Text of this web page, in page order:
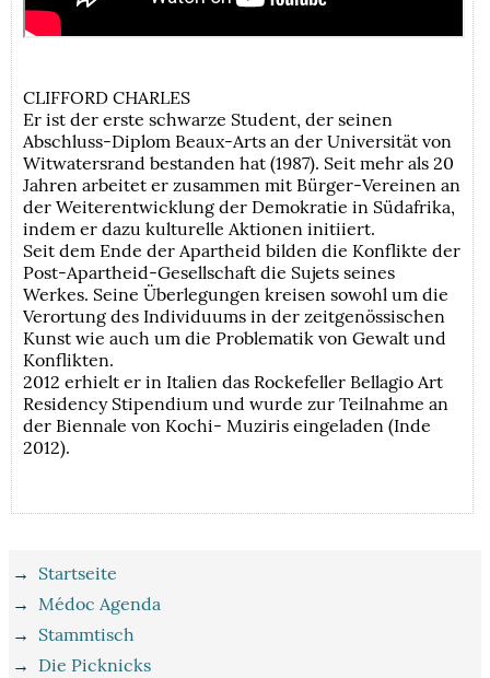
CLIFFORD CHARLES
Er ist der erste schwarze Student, der seinen
Abschluss-Diplom Beaux-Arts an der Universität von
Witwatersrand bestanden hat (1987). Seit mehr als 20
Jahren arbeitet er zusammen mit Bürger-Vereinen an
der Weiterentwicklung der Demokratie in Südafrika,
indem er dazu kulturelle Aktionen initiiert.
Seit dem Ende der Apartheid bilden die Konflikte der
Post-Apartheid-Gesellschaft die Sujets seines
Werkes. Seine Überlegungen kreisen sowohl um die
Verortung des Individuums in der zeitgenössischen
Kunst wie auch um die Problematik von Gewalt und
Konflikten.
2012 erhielt er in Italien das Rockefeller Bellagio Art
Residency Stipendium und wurde zur Teilnahme an
der Biennale von Kochi- Muziris eingeladen (Inde
2012).
→ Startseite
→Médoc Agenda
→ Stammtisch
→ Die Picknicks